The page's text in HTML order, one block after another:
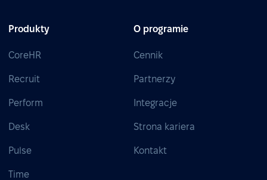
Produkty
CoreHR
Recruit
Perform
Desk
Pulse
Time
O programie
Cennik
Partnerzy
Integracje
Strona kariera
Kontakt